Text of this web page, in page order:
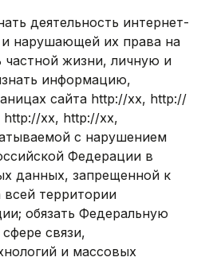
деятельность интернет-
и нарушающей их права на
частной жизни, личную и
информацию,
сайта http://хх, http://
хх, http://хх,
с нарушением
Федерации в
данных, запрещенной к
территории
обязать Федеральную
связи,
и массовых